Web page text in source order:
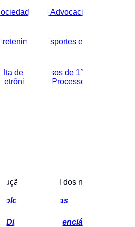
de Advocacia Certificação
Esportes e Lazer
de Processos de 1° Grau TJSP:
TRT: Processos Judiciais
intelectual dos nossos
& Separadas
Direitos Previdenciários